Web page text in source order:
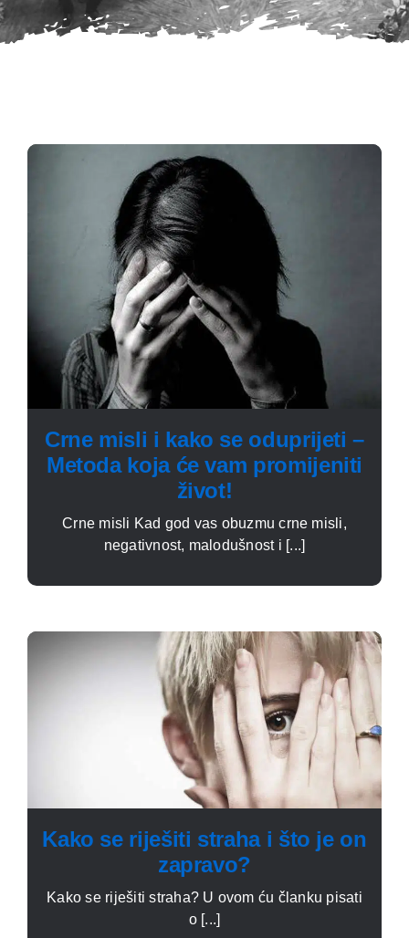
Crne misli i kako se oduprijeti –
Metoda koja će vam promijeniti
život!
Crne misli Kad god vas obuzmu crne misli,
negativnost, malodušnost i [...]
Kako se riješiti straha i što je on
zapravo?
Kako se riješiti straha? U ovom ću članku pisati
o [...]